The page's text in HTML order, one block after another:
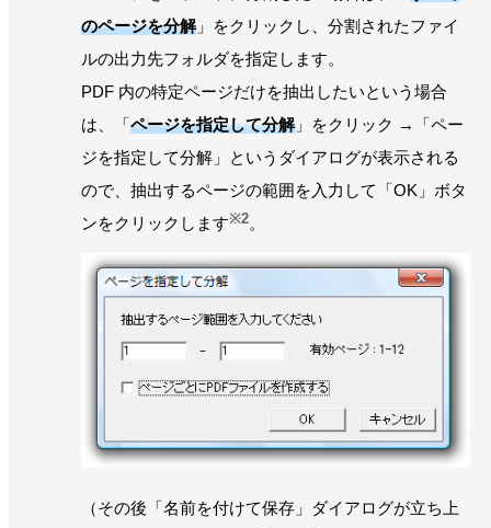
のページを分解」をクリックし、分割されたファイ
ルの出力先フォルダを指定します。
PDF 内の特定ページだけを抽出したいという場合
は、「ページを指定して分解」をクリック →「ペー
ジを指定して分解」というダイアログが表示される
ので、抽出するページの範囲を入力して「OK」ボタ
ンをクリックします※2。
（その後「名前を付けて保存」ダイアログが立ち上